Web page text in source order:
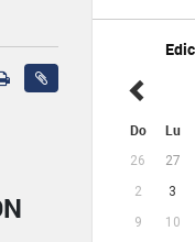
Do Lu
26 27
2
3
9
10